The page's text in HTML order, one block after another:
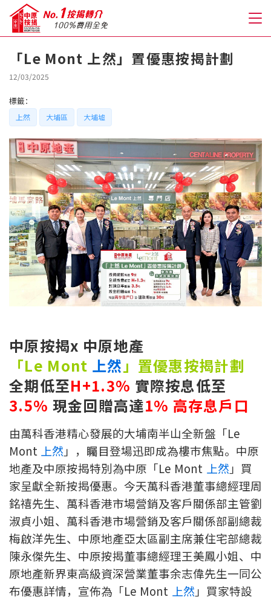
關於我們
格到至抵按揭
人才房貸・開戶優惠
免費房貸轉介服務
免費開戶轉介服務
私人貸款
優惠禮遇
新盤優越按揭優惠
推薦齊齊友賞
按揭工具
按揭計算
轉按計算
置業預算
供款年期計算
工商舖按揭計算
印花稅計算
免費物業估價
「Le Mont 上然」置優惠按揭計劃
12/03/2025
標籤：
上然 大埔區 大埔墟
中原按揭x 中原地產
「Le Mont 上然」置優惠按揭計劃
全期低至H+1.3% 實際按息低至
3.5% 現金回贈高達1% 高存息戶口
由萬科香港精心發展的大埔南半山全新盤「Le
Mont 上然 」，矚目登場迅即成為樓巿焦點。中原
地產及中原按揭特別為中原「Le Mont 上然 」買
家呈獻全新按揭優惠。今天萬科香港董事總經理周
銘禧先生、萬科香港市場營銷及客戶關係部主管劉
淑貞小姐、萬科香港市場營銷及客戶關係部副總裁
梅啟洋先生、中原地產亞太區副主席兼住宅部總裁
陳永傑先生、中原按揭董事總經理王美鳳小姐、中
原地產新界東高級資深營業董事余志偉先生一同公
布優惠詳情，宣佈為「Le Mont 上然 」買家特設